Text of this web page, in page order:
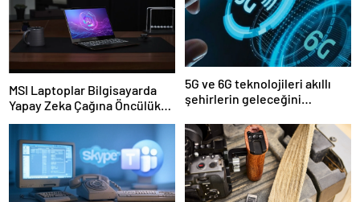
MSI Laptoplar Bilgisayarda
Yapay Zeka Çağına Öncülük
Ediyor
5G ve 6G teknolojileri akıllı
şehirlerin geleceğini